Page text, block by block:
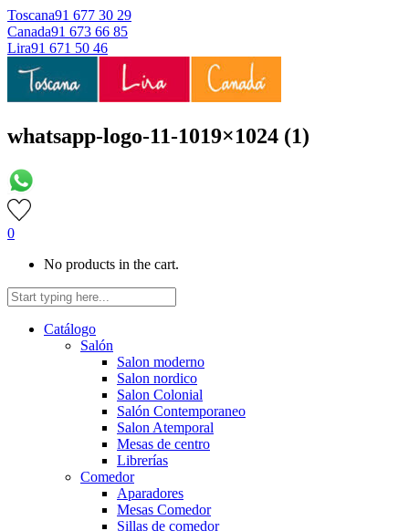
Toscana91 677 30 29
Canada91 673 66 85
Lira91 671 50 46
whatsapp-logo-11-1019×1024 (1)
0
No products in the cart.
Catálogo
Salón
Salon moderno
Salon nordico
Salon Colonial
Salón Contemporaneo
Salon Atemporal
Mesas de centro
Librerías
Comedor
Aparadores
Mesas Comedor
Sillas de comedor